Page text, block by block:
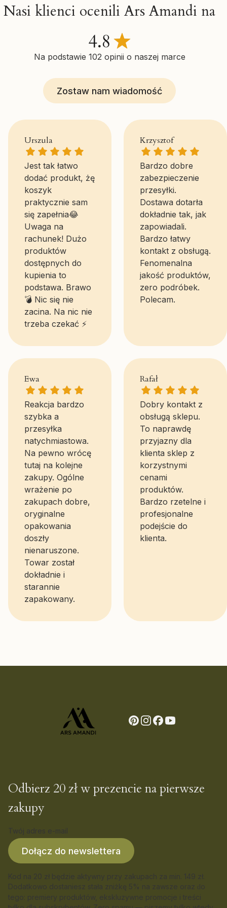
Nasi klienci ocenili Ars Amandi na
Na podstawie 102 opinii o naszej marce
Zostaw nam wiadomość
Urszula
Urszula gave a rating of: 5
Jest tak łatwo
dodać produkt, żę
koszyk
praktycznie sam
się zapełnia😂
Uwaga na
rachunek! Dużo
produktów
dostępnych do
kupienia to
podstawa. Brawo
💣 Nic się nie
zacina. Na nic nie
trzeba czekać ⚡
Krzysztof
Krzysztof gave
Bardzo dobre
zabezpieczenie
przesyłki.
Dostawa dotarła
dokładnie tak, jak
zapowiadali.
Bardzo łatwy
kontakt z obsługą.
Fenomenalna
jakość produktów,
zero podróbek.
Polecam.
Ewa
Ewa gave a rating of: 5
Reakcja bardzo
szybka a
przesyłka
natychmiastowa.
Na pewno wrócę
tutaj na kolejne
zakupy. Ogólne
wrażenie po
zakupach dobre,
oryginalne
opakowania
doszły
nienaruszone.
Towar został
dokładnie i
starannie
zapakowany.
Rafał
Rafał gave a
Dobry kontakt z
obsługą sklepu.
To naprawdę
przyjazny dla
klienta sklep z
korzystnymi
cenami
produktów.
Bardzo rzetelne i
profesjonalne
podejście do
klienta.
Odbierz 20 zł w prezencie na pierwsze
zakupy
Dołącz do newslettera